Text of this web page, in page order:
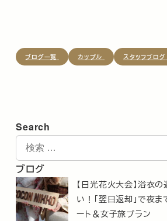
ブログ一覧 カップル スタッフブログ
Search
検
索
ブログ
【日光花火大会】浴衣
い！「翌日返却」で夜
ート＆女子旅プラン